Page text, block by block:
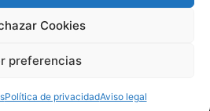
Cookies
preferencias
Política de privacidadAviso legal